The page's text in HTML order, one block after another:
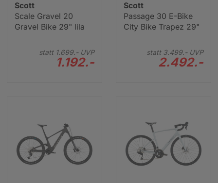
Scott
Scale Gravel 20
Gravel Bike 29" lila
statt 1.699.-UVP
1.192.-
Scott
Passage 30 E-Bike
City Bike Trapez 29"
statt 3.499.-UVP
2.492.-